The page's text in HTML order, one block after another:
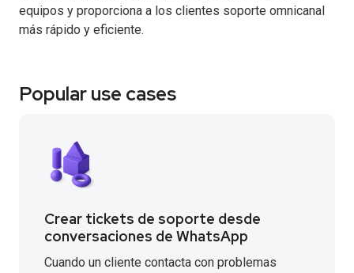
equipos y proporciona a los clientes soporte omnicanal
más rápido y eficiente.
Popular use cases
Crear tickets de soporte desde
conversaciones de WhatsApp
Cuando un cliente contacta con problemas